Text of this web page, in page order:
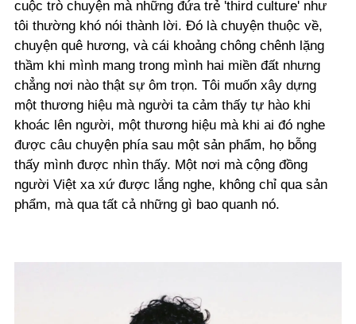
cuộc trò chuyện mà những đứa trẻ 'third culture' như
tôi thường khó nói thành lời. Đó là chuyện thuộc về,
chuyện quê hương, và cái khoảng chông chênh lặng
thầm khi mình mang trong mình hai miền đất nhưng
chẳng nơi nào thật sự ôm trọn. Tôi muốn xây dựng
một thương hiệu mà người ta cảm thấy tự hào khi
khoác lên người, một thương hiệu mà khi ai đó nghe
được câu chuyện phía sau một sản phẩm, họ bỗng
thấy mình được nhìn thấy. Một nơi mà cộng đồng
người Việt xa xứ được lắng nghe, không chỉ qua sản
phẩm, mà qua tất cả những gì bao quanh nó.